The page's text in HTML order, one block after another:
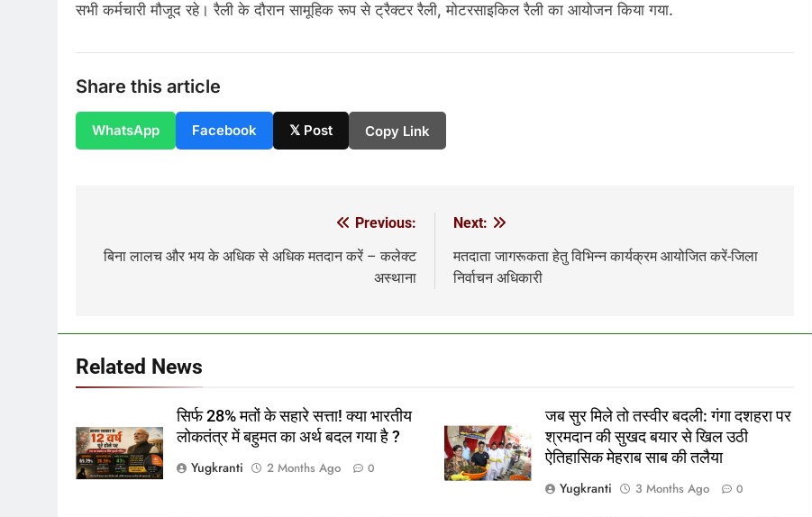
सभी कर्मचारी मौजूद रहे। रैली के दौरान सामूहिक रूप से ट्रैक्टर रैली, मोटरसाइकिल रैली का आयोजन किया गया.
Share this article
WhatsApp Facebook 𝕏 Post Copy Link
navigation
Previous:
बिना लालच और भय के अधिक से अधिक मतदान करें – कलेक्ट
अस्थाना
Next:
मतदाता जागरूकता हेतु विभिन्न कार्यक्रम आयोजित करें-जिला
निर्वाचन अधिकारी
Related News
सिर्फ 28% मतों के सहारे सत्ता! क्या भारतीय
लोकतंत्र में बहुमत का अर्थ बदल गया है ?
Yugkranti
2 Months Ago 0
जब सुर मिले तो तस्वीर बदली: गंगा दशहरा पर
श्रमदान की सुखद बयार से खिल उठी
ऐतिहासिक मेहराब साब की तलैया
Yugkranti
3 Months Ago 0